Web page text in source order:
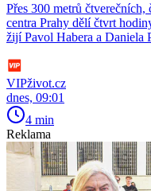
Přes 300 metrů
centra Prahy dělí čtvrt
žijí Pavol Habera a Daniela
VIPživot.cz
dnes, 09:01
4 min
Reklama